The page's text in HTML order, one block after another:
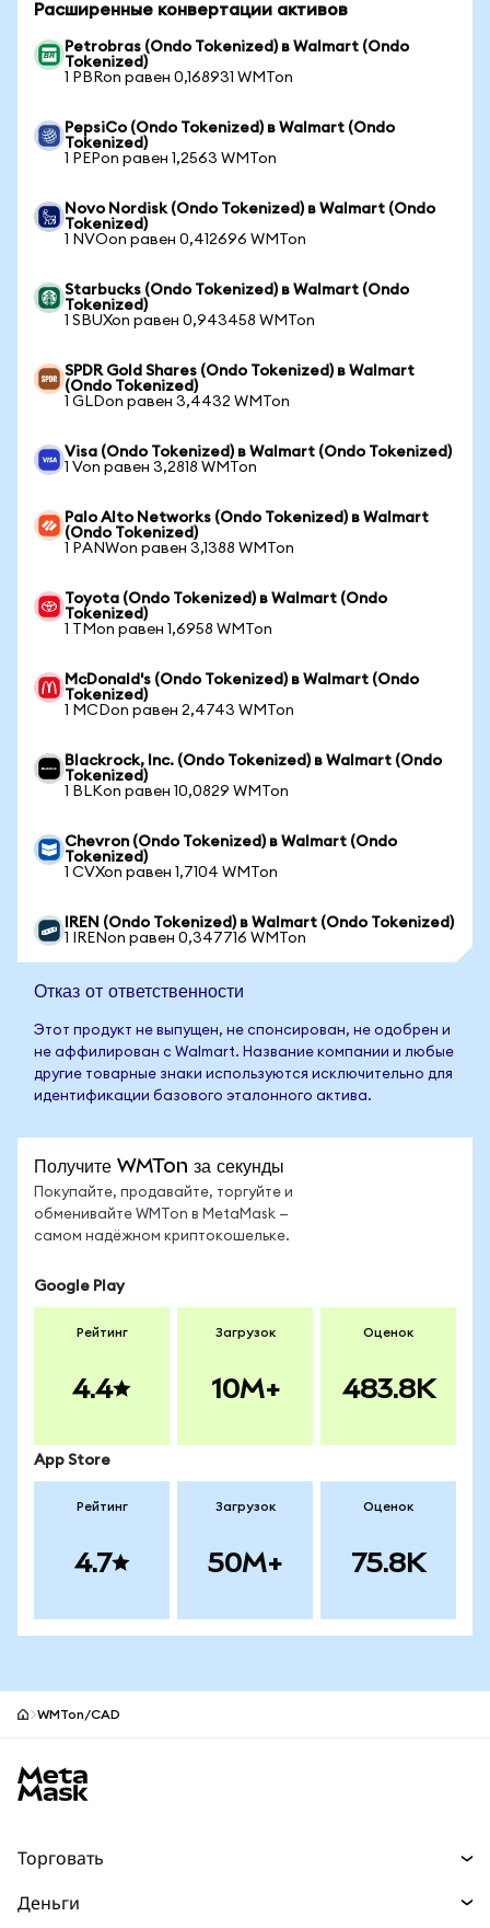
Расширенные конвертации активов
Petrobras (Ondo Tokenized) в Walmart (Ondo
Tokenized)
1 PBRon равен 0,168931 WMTon
PepsiCo (Ondo Tokenized) в Walmart (Ondo
Tokenized)
1 PEPon равен 1,2563 WMTon
Novo Nordisk (Ondo Tokenized) в Walmart (Ondo
Tokenized)
1 NVOon равен 0,412696 WMTon
Starbucks (Ondo Tokenized) в Walmart (Ondo
Tokenized)
1 SBUXon равен 0,943458 WMTon
SPDR Gold Shares (Ondo Tokenized) в Walmart
(Ondo Tokenized)
1 GLDon равен 3,4432 WMTon
Visa (Ondo Tokenized) в Walmart (Ondo Tokenized)
1 Von равен 3,2818 WMTon
Palo Alto Networks (Ondo Tokenized) в Walmart
(Ondo Tokenized)
1 PANWon равен 3,1388 WMTon
Toyota (Ondo Tokenized) в Walmart (Ondo
Tokenized)
1 TMon равен 1,6958 WMTon
McDonald's (Ondo Tokenized) в Walmart (Ondo
Tokenized)
1 MCDon равен 2,4743 WMTon
Blackrock, Inc. (Ondo Tokenized) в Walmart (Ondo
Tokenized)
1 BLKon равен 10,0829 WMTon
Chevron (Ondo Tokenized) в Walmart (Ondo
Tokenized)
1 CVXon равен 1,7104 WMTon
IREN (Ondo Tokenized) в Walmart (Ondo Tokenized)
1 IRENon равен 0,347716 WMTon
Отказ от ответственности
Этот продукт не выпущен, не спонсирован, не одобрен и
не аффилирован с Walmart. Название компании и любые
другие товарные знаки используются исключительно для
идентификации базового эталонного актива.
Получите WMTon за секунды
Покупайте, продавайте, торгуйте и
обменивайте WMTon в MetaMask —
самом надёжном криптокошельке.
Google Play
Рейтинг
4.4
Загрузок
10M+
Оценок
483.8K
App Store
Рейтинг
4.7
Загрузок
50M+
Оценок
75.8K
WMTon/CAD
Торговать
Деньги